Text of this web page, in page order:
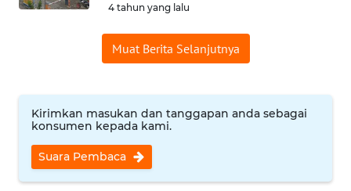
4 tahun yang lalu
Muat Berita Selanjutnya
Kirimkan masukan dan tanggapan anda sebagai
konsumen kepada kami.
Suara Pembaca
KEPULAUAN
WN
WN